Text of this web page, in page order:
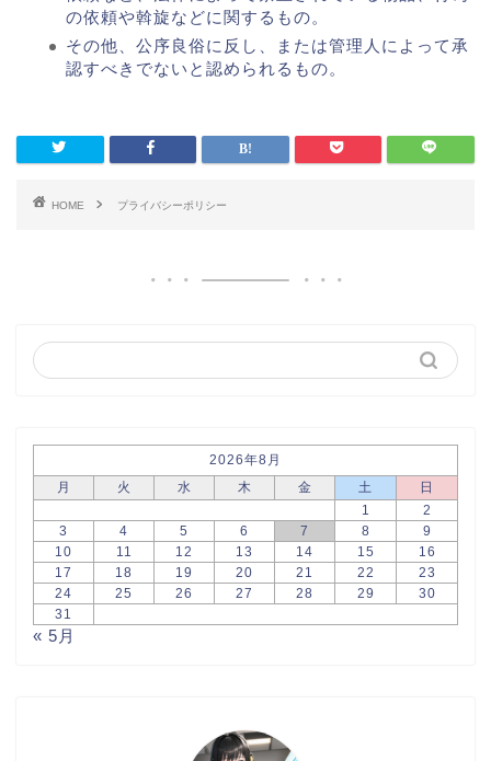
の依頼や斡旋などに関するもの。
その他、公序良俗に反し、または管理人によって承
認すべきでないと認められるもの。
HOME プライバシーポリシー
2026年8月
月
火 水 木 金 土
日
1
2
3
4 5 6 7 8
9
10
11 12 13 14 15
16
17
18 19 20 21 22
23
24
25 26 27 28 29
30
31
« 5月